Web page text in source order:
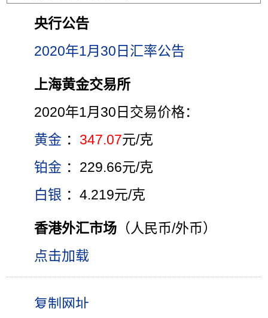
央行公告
2020年1月30日汇率公告
上海黄金交易所
2020年1月30日交易价格：
黄金 ： 347.07元/克
铂金 ：229.66元/克
白银 ：4.219元/克
香港外汇市场 （人民币/外币）
点击加载